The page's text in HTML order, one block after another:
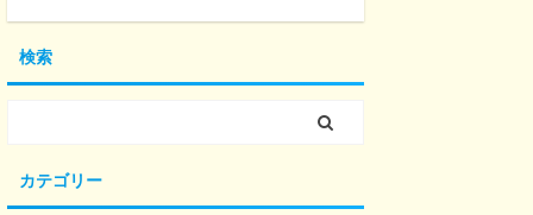
検索
カテゴリー